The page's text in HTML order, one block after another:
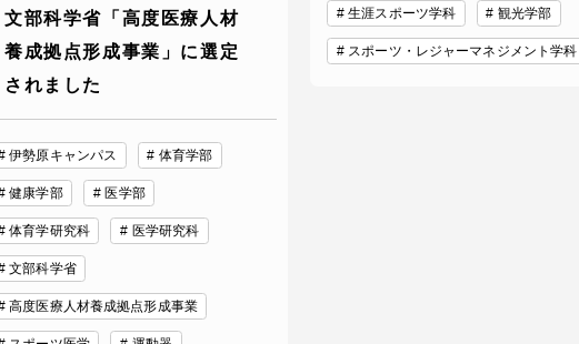
文部科学省「高度医療人材
養成拠点形成事業」に選定
されました
伊勢原キャンパス 体育学部
健康学部 医学部
体育学研究科 医学研究科
文部科学省
高度医療人材養成拠点形成事業
生涯スポーツ学科 観光学部
スポーツ・レジャーマネジメント学科
お問い合わせ 在学生・保護者向けポータル（TIPS）